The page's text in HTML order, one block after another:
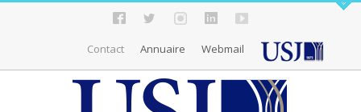
Contact Annuaire Webmail